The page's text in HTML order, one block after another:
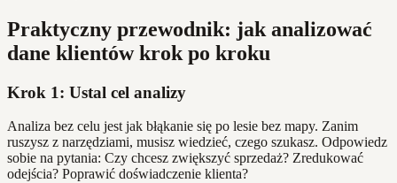
Praktyczny przewodnik: jak analizować
dane klientów krok po kroku
Krok 1: Ustal cel analizy
Analiza bez celu jest jak błąkanie się po lesie bez mapy. Zanim
ruszysz z narzędziami, musisz wiedzieć, czego szukasz. Odpowiedz
sobie na pytania: Czy chcesz zwiększyć sprzedaż? Zredukować
odejścia? Poprawić doświadczenie klienta?